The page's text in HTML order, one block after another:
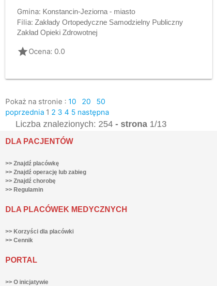
Gmina: Konstancin-Jeziorna - miasto
Filia: Zakłady Ortopedyczne Samodzielny Publiczny
Zakład Opieki Zdrowotnej
gradeOcena: 0.0
Pokaż na stronie : 10 20
50
poprzednia 1 2 3 4 5 następna
Liczba znalezionych: 254- strona 1/13
DLA PACJENTÓW
>> Znajdź placówkę
>> Znajdź operację lub zabieg
>> Znajdź chorobę
>> Regulamin
DLA PLACÓWEK MEDYCZNYCH
>> Korzyści dla placówki
>> Cennik
PORTAL
>> O inicjatywie